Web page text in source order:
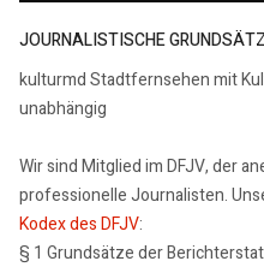
JOURNALISTISCHE
kulturmd Stadtfernsehen mit
unabhängig
Wir sind Mitglied im DFJV, der
professionelle Journalisten.
Kodex des DFJV:
§ 1 Grundsätze der